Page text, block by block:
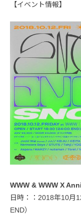
【イベント情報】
WWW & WWW X
日時：：2018年10月
END）